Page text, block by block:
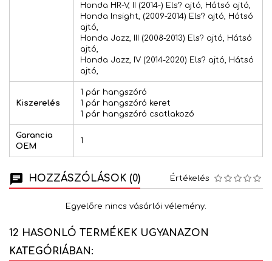
Honda HR-V, II (2014-) Els? ajtó, Hátsó ajtó,
Honda Insight, (2009-2014) Els? ajtó, Hátsó
ajtó,
Honda Jazz, III (2008-2013) Els? ajtó, Hátsó
ajtó,
Honda Jazz, IV (2014-2020) Els? ajtó, Hátsó
ajtó,
Kiszerelés
1 pár hangszóró
1 pár hangszóró keret
1 pár hangszóró csatlakozó
Garancia
OEM
1
HOZZÁSZÓLÁSOK (0) Értékelés
Egyelőre nincs vásárlói vélemény.
12 HASONLÓ TERMÉKEK UGYANAZON
KATEGÓRIÁBAN: